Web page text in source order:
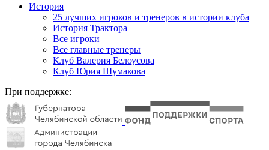
История
25 лучших игроков и тренеров в истории клуба
История Трактора
Все игроки
Все главные тренеры
Клуб Валерия Белоусова
Клуб Юрия Шумакова
При поддержке: